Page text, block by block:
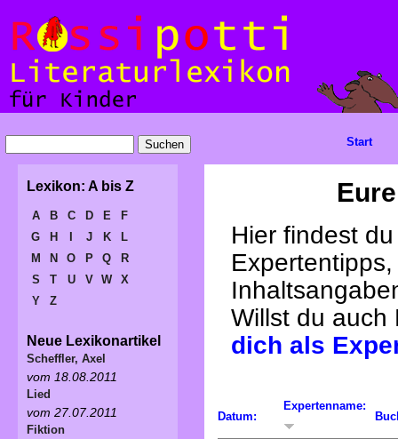
Hier findest
Willst du
dich als
Datum:
Expertenname:
Start
Lexikon: A bis Z
A B C D E
F
G
H J K
L
M
N O P Q
R
S
T U V W
X
Y
Z
Neue Lexikonartikel
Scheffler, Axel
vom 18.08.2011
Lied
vom 27.07.2011
Fiktion